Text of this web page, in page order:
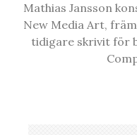
Mathias Jansson
New Media Art,
tidigare skrivit för